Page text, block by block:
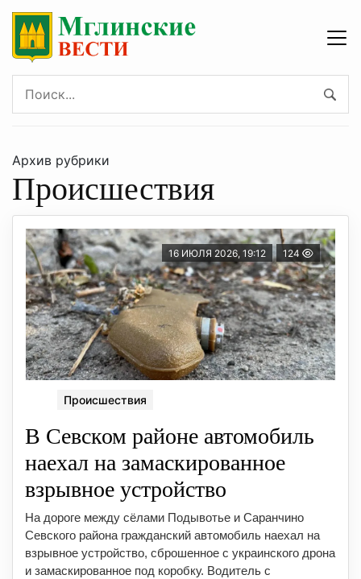
Архив рубрики
Происшествия
16 ИЮЛЯ 2026, 19:12 124
Происшествия
В Севском районе автомобиль
наехал на замаскированное
взрывное устройство
На дороге между сёлами Подывотье и Саранчино
Севского района гражданский автомобиль наехал на
взрывное устройство, сброшенное с украинского дрона
и замаскированное под коробку. Водитель с